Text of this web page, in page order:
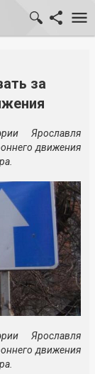
за
Ярославля
движения
Ярославля
движения